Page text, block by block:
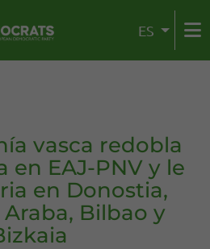
ES
vasca redobla
en EAJ-PNV y le
en Donostia,
Bilbao y